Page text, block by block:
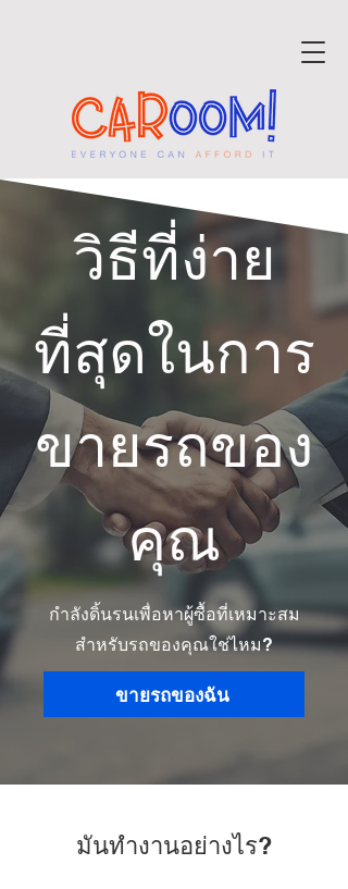
วิธีที่ง่าย
ที่สุดในการ
ขายรถของ
คุณ
กำลังดิ้นรนเพื่อหาผู้ซื้อที่เหมาะสม
สำหรับรถของคุณใช่ไหม?
ขายรถของฉัน
มันทำงานอย่างไร?